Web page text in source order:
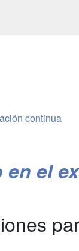
continua
en el